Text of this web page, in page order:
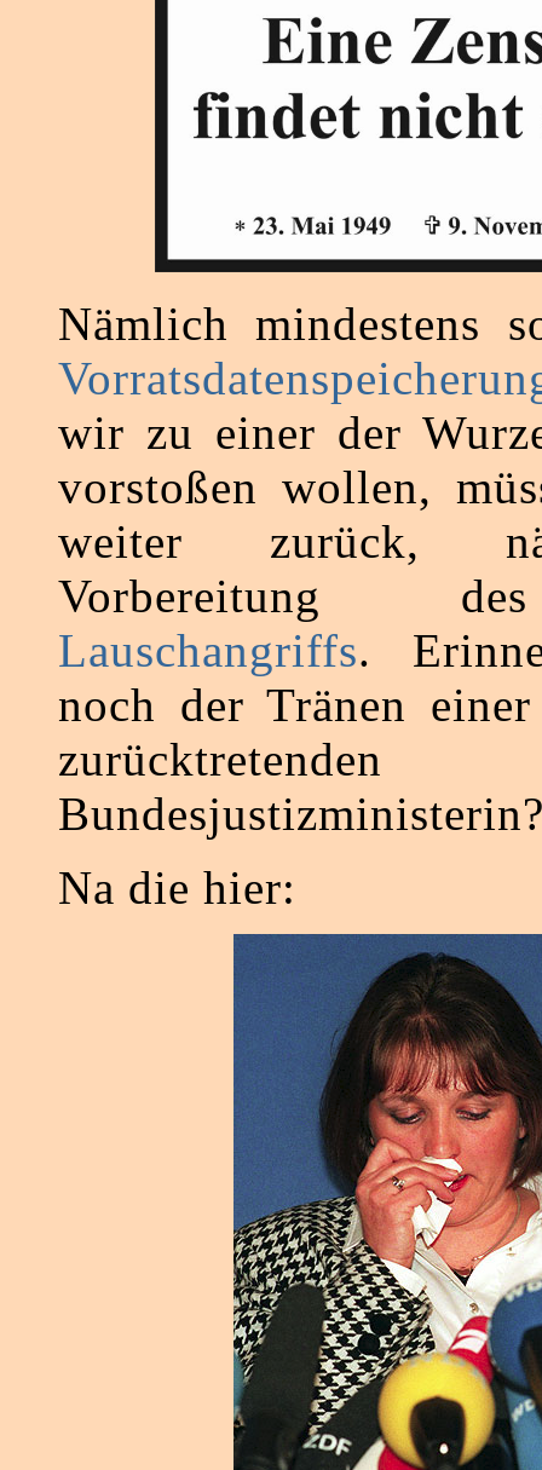
Nämlich mindestens
wir zu einer der
vorstoßen wollen,
weiter zurück,
Vorbereitung
Lauschangriffs.
noch der Tränen
zurücktretenden
Na die hier: